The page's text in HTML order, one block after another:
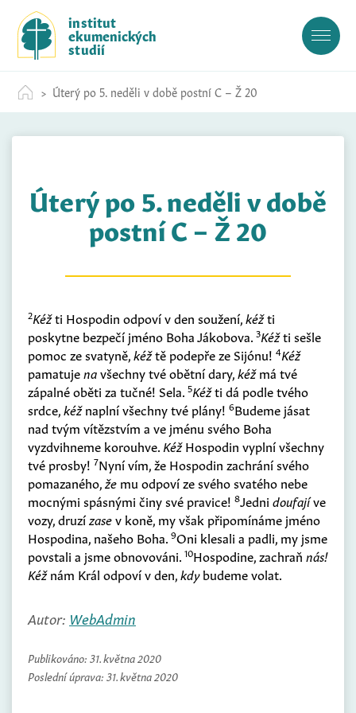
c
institut
ekumenických
studií
Úterý po 5. neděli v době postní C – Ž 20
Úterý po 5. neděli v době
postní C – Ž 20
2Kéžti Hospodin odpoví v den soužení,kéžti
poskytne bezpečí jméno Boha Jákobova. 3Kéžti sešle
pomoc ze svatyně,kéžtě podepře ze Sijónu! 4Kéž
pamatujenavšechny tvé obětní dary,kéžmá tvé
zápalné oběti za tučné! Sela. 5Kéžti dá podle tvého
srdce,kéžnaplní všechny tvé plány! 6Budeme jásat
nad tvým vítězstvím a ve jménu svého Boha
vyzdvihneme korouhve. KéžHospodin vyplní všechny
tvé prosby! 7Nyní vím, že Hospodin zachrání svého
pomazaného,že mu odpoví ze svého svatého nebe
mocnými spásnými činy své pravice! 8Jedni doufajíve
vozy, druzízasev koně, my však připomínáme jméno
Hospodina, našeho Boha. 9Oni klesali a padli, my jsme
povstali a jsme obnovováni. 10Hospodine, zachraň nás!
Kéžnám Král odpoví v den,kdybudeme volat.
Autor: WebAdmin
Publikováno: 31. května 2020
Poslední úprava: 31. května 2020